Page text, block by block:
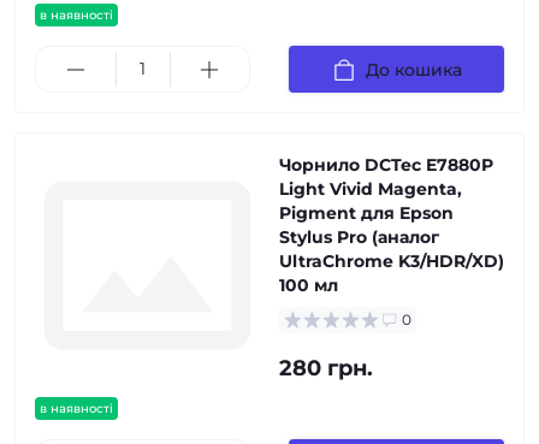
в наявності
До кошика
в наявності
Чорнило DCTec E7880P
Light Vivid Magenta,
Pigment для Epson
Stylus Pro (аналог
UltraChrome K3/HDR/XD)
100 мл
0
280 грн.